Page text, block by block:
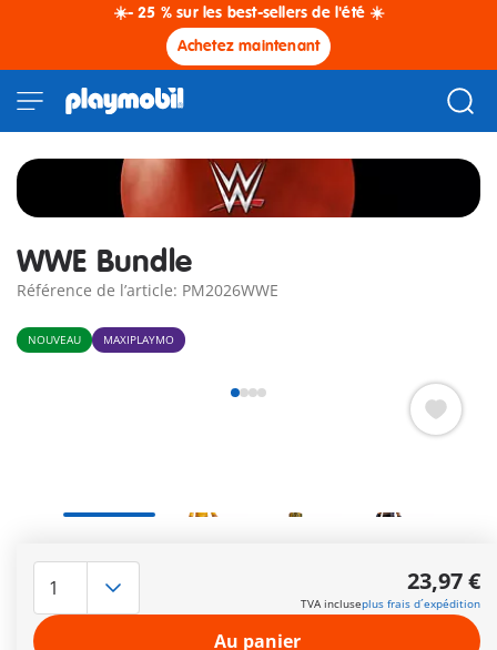
☀️- 25 % sur les best-sellers de l'été ☀️
Achetez maintenant
WWE Bundle
Référence de l’article: PM2026WWE
NOUVEAU MAXIPLAYMO
Includes WWE® Hulk Hogan™, WWE® John Cena, and
WWE® Rhea Ripley
23,97 €
TVA incluseplus frais d´expédition
Au panier